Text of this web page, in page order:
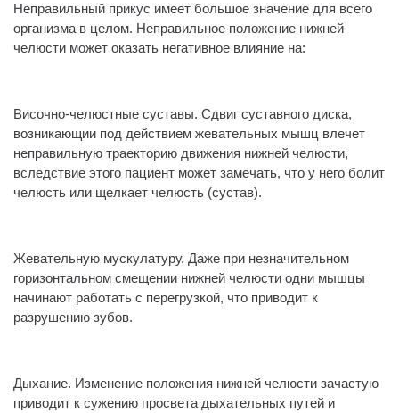
Неправильный прикус имеет большое значение для всего
организма в целом. Неправильное положение нижней
челюсти может оказать негативное влияние на:
Височно-челюстные суставы. Сдвиг суставного диска,
возникающии‌ под действием жевательных мышц влечет
неправильную траекторию движения нижней челюсти,
вследствие этого пациент может замечать, что у него болит
челюсть или щелкает челюсть (сустав).
Жевательную мускулатуру. Даже при незначительном
горизонтальном смещении нижней челюсти одни мышцы
начинают работать с перегрузкой, что приводит к
разрушению зубов.
Дыхание. Изменение положения нижней челюсти зачастую
приводит к сужению просвета дыхательных путей и